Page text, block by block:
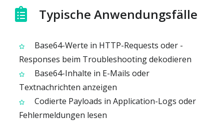
Typische Anwendungsfälle
Base64-Werte in HTTP-Requests oder -
Responses beim Troubleshooting dekodieren
Base64-Inhalte in E-Mails oder
Textnachrichten anzeigen
Codierte Payloads in Application-Logs oder
Fehlermeldungen lesen